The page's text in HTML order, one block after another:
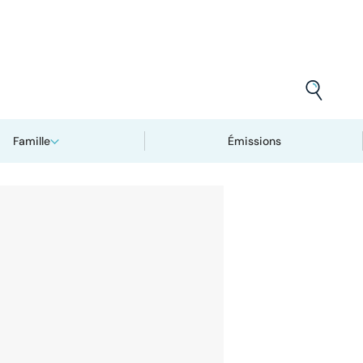
Famille Émissions